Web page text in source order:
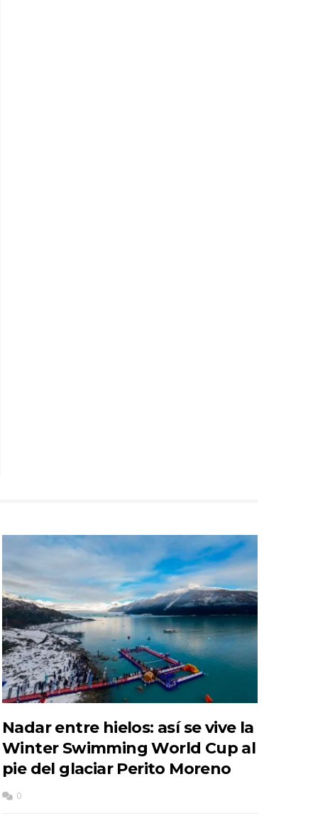
Nadar entre hielos: así se vive la
Winter Swimming World Cup al
pie del glaciar Perito Moreno
0